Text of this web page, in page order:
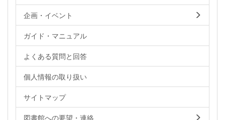
企画・イベント
ガイド・マニュアル
よくある質問と回答
個人情報の取り扱い
サイトマップ
図書館への要望・連絡